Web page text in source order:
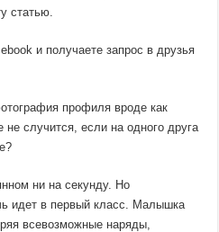
статью.
и получаете запрос в друзья
профиля вроде как
не случится, если на одного друга
ни на секунду. Но
идет в первый класс. Малышка
всевозможные наряды,